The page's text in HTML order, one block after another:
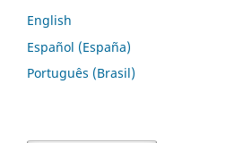
English
Español (España)
Português (Brasil)